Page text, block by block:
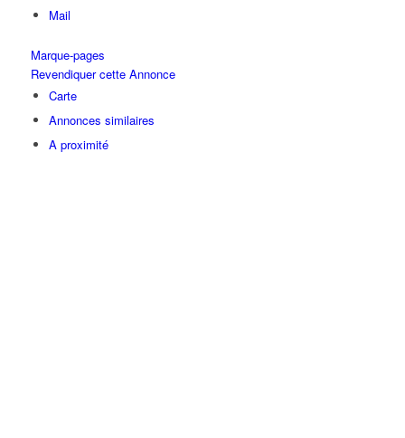
Mail
Marque-pages
Revendiquer cette Annonce
Carte
Annonces similaires
A proximité